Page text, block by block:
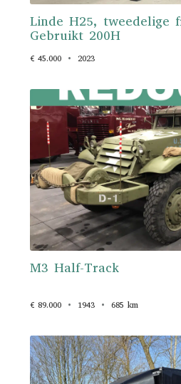
Linde H25, tweedelige
Gebruikt 200H
€ 45.000 2023
M3 Half-Track
€ 89.000 1943 685 km